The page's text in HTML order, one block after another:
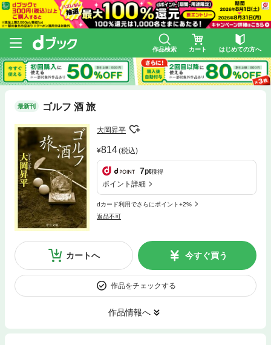
作品検索 カート はじめての方へ
最新刊 ゴルフ 酒 旅
大岡昇平
814(税込)
7pt獲得
ポイント詳細
dカード利用でさらにポイント+2%
返品不可
カートへ 今すぐ買う
作品をチェックする
作品情報へ